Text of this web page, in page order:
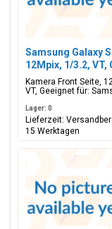
Samsung Galaxy
12Mpix, 1/3.2, VT,
Kamera Front Seite,
VT, Geeignet für:
Lager: 0
Lieferzeit:
15 Werktagen